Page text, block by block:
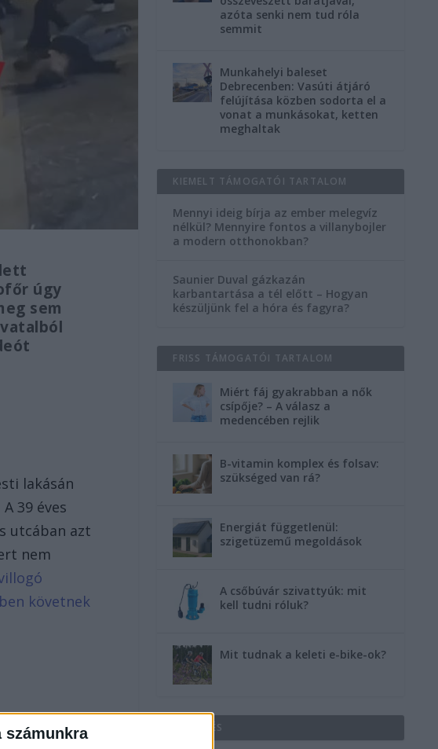
számunkra
úgy
sem
lakásán
39 éves
utcában azt
nem
követnek
azóta senki nem tud róla
semmit
Munkahelyi baleset
Debrecenben: Vasúti átjáró
felújítása közben sodorta el a
vonat a munkásokat, ketten
meghaltak
KIEMELT TÁMOGATÓI TARTALOM
Mennyi ideig bírja az ember melegvíz
nélkül? Mennyire fontos a villanybojler
a modern otthonokban?
Saunier Duval gázkazán
karbantartása a tél előtt – Hogyan
készüljünk fel a hóra és fagyra?
FRISS TÁMOGATÓI TARTALOM
Miért fáj gyakrabban a nők
csípője? – A válasz a
medencében rejlik
B-vitamin komplex és folsav:
szükséged van rá?
Energiát függetlenül:
szigetüzemű megoldások
A csőbúvár szivattyúk: mit
kell tudni róluk?
Mit tudnak a keleti e-bike-ok?
HIRDETÉS